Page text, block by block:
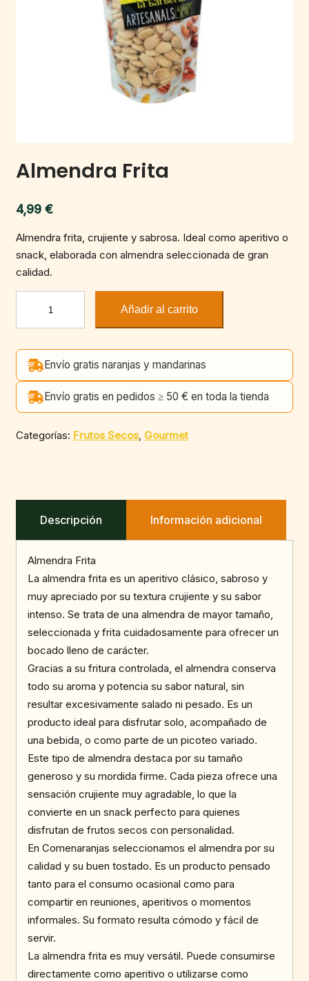
Almendra Frita
4,99 €
Almendra frita, crujiente y sabrosa. Ideal como aperitivo o
snack, elaborada con almendra seleccionada de gran
calidad.
Añadir al carrito
Envío gratis naranjas y mandarinas
Envío gratis en pedidos ≥ 50 € en toda la tienda
Categorías: Frutos Secos, Gourmet
Descripción Información adicional
Almendra Frita
La almendra frita es un aperitivo clásico, sabroso y
muy apreciado por su textura crujiente y su sabor
intenso. Se trata de una almendra de mayor tamaño,
seleccionada y frita cuidadosamente para ofrecer un
bocado lleno de carácter.
Gracias a su fritura controlada, el almendra conserva
todo su aroma y potencia su sabor natural, sin
resultar excesivamente salado ni pesado. Es un
producto ideal para disfrutar solo, acompañado de
una bebida, o como parte de un picoteo variado.
Este tipo de almendra destaca por su tamaño
generoso y su mordida firme. Cada pieza ofrece una
sensación crujiente muy agradable, lo que la
convierte en un snack perfecto para quienes
disfrutan de frutos secos con personalidad.
En Comenaranjas seleccionamos el almendra por su
calidad y su buen tostado. Es un producto pensado
tanto para el consumo ocasional como para
compartir en reuniones, aperitivos o momentos
informales. Su formato resulta cómodo y fácil de
servir.
La almendra frita es muy versátil. Puede consumirse
directamente como aperitivo o utilizarse como